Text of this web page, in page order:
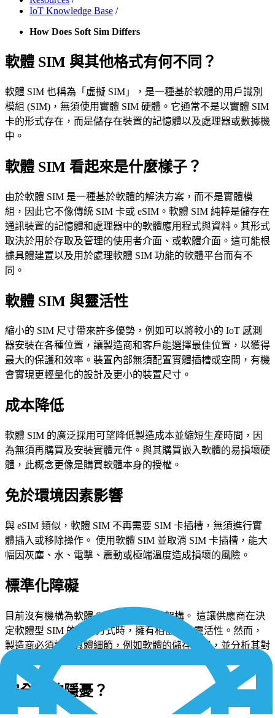
IoT Knowledge Base /
How Does Soft Sim Differs
軟體 SIM 與其他格式有何不同？
軟體 SIM 也稱為「虛擬 SIM」，是一種基於軟體的用戶識別
模組 (SIM)，無須使用實體 SIM 硬體。它通常不是以實體 SIM
卡的形式存在，而是儲存在裝置的記憶體以及處理器或數據機
中。
軟體 SIM 看起來是什麼樣子？
由於軟體 SIM 是一種基於軟體的解決方案，而不是實體模
組，因此它不像傳統 SIM 卡或 eSIM。軟體 SIM 純粹是儲存在
通訊裝置的記憶體和處理器中的軟體應用程式與資料。其形式
取決於用於存取及管理的使用者介面、或軟體介面。這可能根
據具體建置以及用於處理軟體 SIM 功能的軟體平台而有不
同。
軟體 SIM 與靈活性
縮小的 SIM 尺寸帶來許多優勢，例如可以將較小的 IoT 感測
器安裝在各種位置，讓製造商和客戶能選擇最佳位置，以獲得
最大的保護和效率。裝置內部無須配置實體插槽或空間，有機
會實現更輕量化的設計及更小的裝置尺寸。
成本降低
軟體 SIM 的廣泛採用可望降低製造成本並縮短生產時間，因
為無須再購買及安裝實體元件。與其購買嵌入軟體的易損壞硬
體，此概念更像是購買軟體本身的授權。
免於環境因素影響
與 eSIM 類似，軟體 SIM 不再需要 SIM 卡插槽，無須進行實
體插入或移除操作。 使用軟體 SIM 並取消 SIM 卡插槽，能大
幅因灰塵、水、電擊、震動或極端溫度造成損壞的風險。
標準化障礙
目前沒有機構為軟體 SIM 建立標準化架構。 這讓供應商在決
定軟體型 SIM 的建置方式時，擁有相當大的靈活性。然而，
製造商必須評估具體細節，例如軟體的儲存位置，並分析其對
安全性的隱憂？